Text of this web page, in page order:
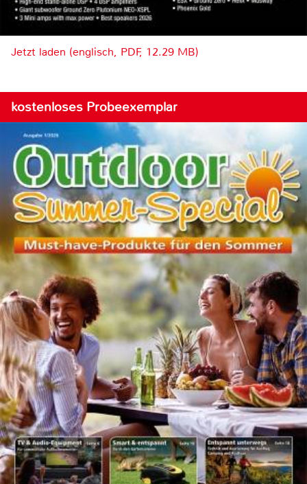
Jetzt laden (englisch, PDF, 12.29 MB)
kostenloses Probeexemplar